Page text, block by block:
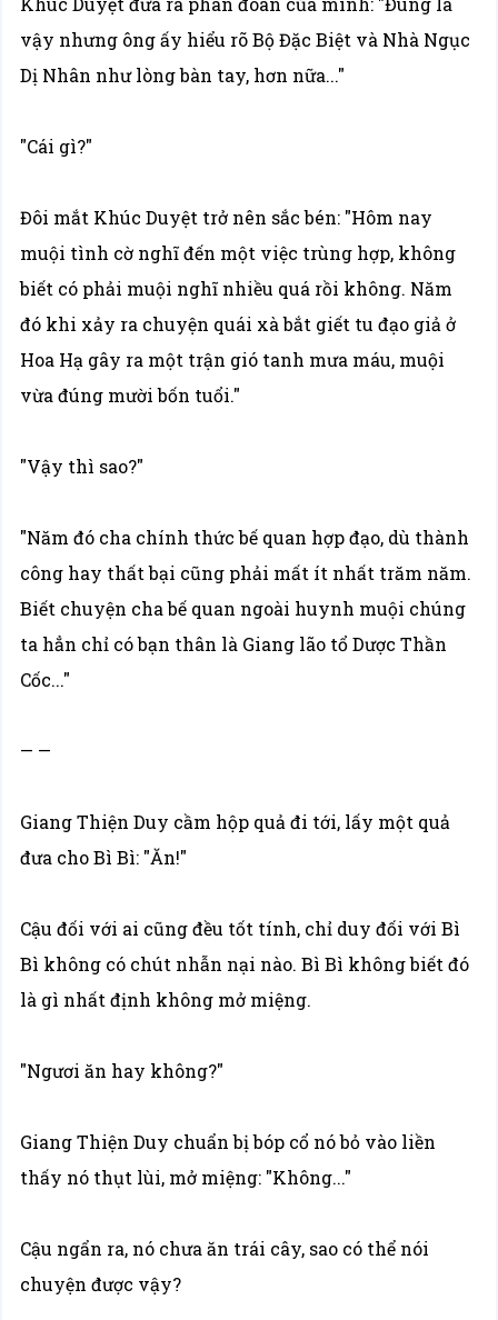
vậy nhưng ông ấy hiểu rõ Bộ Đặc Biệt và Nhà Ngục
Dị Nhân như lòng bàn tay, hơn nữa..."
"Cái gì?"
Đôi mắt Khúc Duyệt trở nên sắc bén: "Hôm nay
muội tình cờ nghĩ đến một việc trùng hợp, không
biết có phải muội nghĩ nhiều quá rồi không. Năm
đó khi xảy ra chuyện quái xà bắt giết tu đạo giả ở
Hoa Hạ gây ra một trận gió tanh mưa máu, muội
vừa đúng mười bốn tuổi."
"Vậy thì sao?"
"Năm đó cha chính thức bế quan hợp đạo, dù thành
công hay thất bại cũng phải mất ít nhất trăm năm.
Biết chuyện cha bế quan ngoài huynh muội chúng
ta hẳn chỉ có bạn thân là Giang lão tổ Dược Thần
Cốc..."
— —
Giang Thiện Duy cầm hộp quả đi tới, lấy một quả
đưa cho Bì Bì: "Ăn!"
Cậu đối với ai cũng đều tốt tính, chỉ duy đối với Bì
Bì không có chút nhẫn nại nào. Bì Bì không biết đó
là gì nhất định không mở miệng.
"Ngươi ăn hay không?"
Giang Thiện Duy chuẩn bị bóp cổ nó bỏ vào liền
thấy nó thụt lùi, mở miệng: "Không..."
Cậu ngẩn ra, nó chưa ăn trái cây, sao có thể nói
chuyện được vậy?